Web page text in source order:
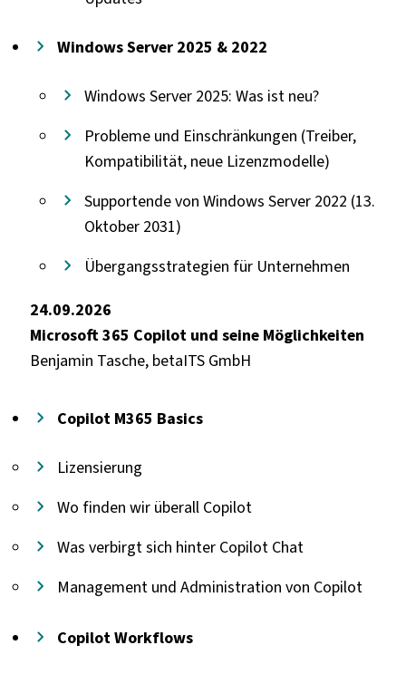
Windows Server 2025 & 2022
Windows Server 2025: Was ist neu?
Probleme und Einschränkungen (Treiber,
Kompatibilität, neue Lizenzmodelle)
Supportende von Windows Server 2022 (13.
Oktober 2031)
Übergangsstrategien für Unternehmen
24.09.2026
Microsoft 365 Copilot und seine Möglichkeiten
Benjamin Tasche, betaITS GmbH
Copilot M365 Basics
Lizensierung
Wo finden wir überall Copilot
Was verbirgt sich hinter Copilot Chat
Management und Administration von Copilot
Copilot Workflows